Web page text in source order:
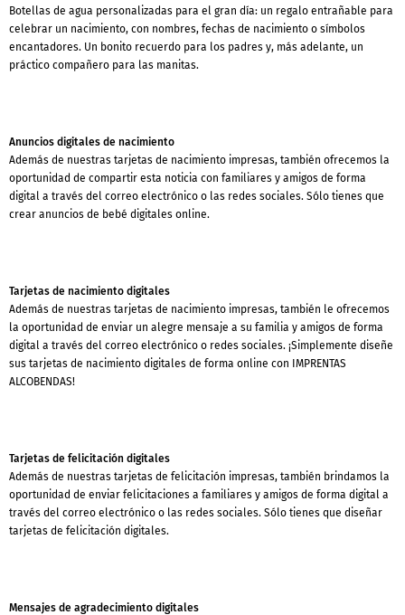
Botellas de agua personalizadas para el gran día: un regalo entrañable para
celebrar un nacimiento, con nombres, fechas de nacimiento o símbolos
encantadores. Un bonito recuerdo para los padres y, más adelante, un
práctico compañero para las manitas.
Anuncios digitales de nacimiento
Además de nuestras tarjetas de nacimiento impresas, también ofrecemos la
oportunidad de compartir esta noticia con familiares y amigos de forma
digital a través del correo electrónico o las redes sociales. Sólo tienes que
crear anuncios de bebé digitales online.
Tarjetas de nacimiento digitales
Además de nuestras tarjetas de nacimiento impresas, también le ofrecemos
la oportunidad de enviar un alegre mensaje a su familia y amigos de forma
digital a través del correo electrónico o redes sociales. ¡Simplemente diseñe
sus tarjetas de nacimiento digitales de forma online con IMPRENTAS
ALCOBENDAS!
Tarjetas de felicitación digitales
Además de nuestras tarjetas de felicitación impresas, también brindamos la
oportunidad de enviar felicitaciones a familiares y amigos de forma digital a
través del correo electrónico o las redes sociales. Sólo tienes que diseñar
tarjetas de felicitación digitales.
Mensajes de agradecimiento digitales